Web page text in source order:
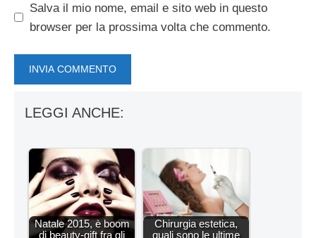
Salva il mio nome, email e sito web in questo
browser per la prossima volta che commento.
LEGGI ANCHE:
Natale 2015, è boom
di beauty-gift fra gli
Chirurgia estetica,
quali sono le ultime